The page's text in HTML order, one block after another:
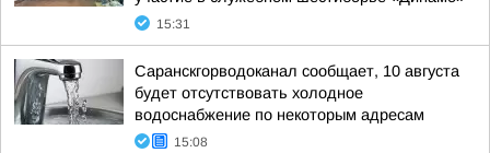
15:31
Саранскгорводоканал сообщает, 10 августа
будет отсутствовать холодное
водоснабжение по некоторым адресам
15:08